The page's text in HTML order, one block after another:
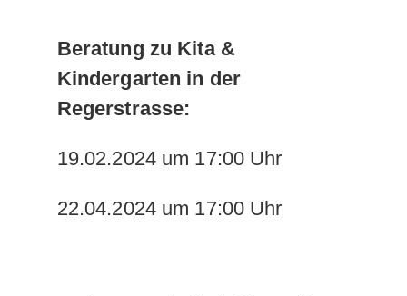
Beratung zu Kita &
Kindergarten in der
Regerstrasse:
19.02.2024 um 17:00 Uhr
22.04.2024 um 17:00 Uhr